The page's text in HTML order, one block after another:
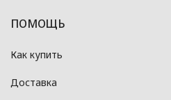
ПОМОЩЬ
Как купить
Доставка